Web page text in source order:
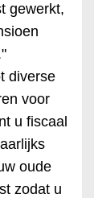
gewerkt,
diverse
voor
u fiscaal
oude
zodat u